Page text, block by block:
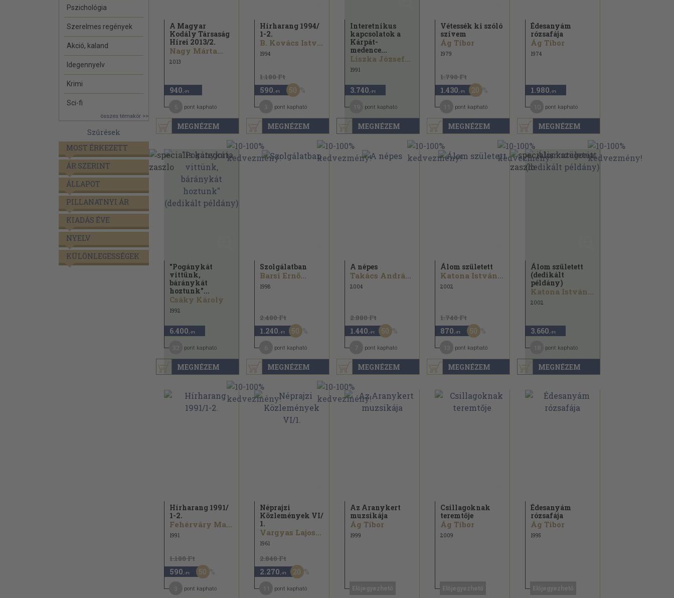
Pszichológia
Szerelmes regények
Akció, kaland
Idegennyelv
Krimi
Sci-fi
összes témakör >>
Szűrések
MOST ÉRKEZETT
ÁR SZERINT
ÁLLAPOT
PILLANATNYI ÁR
KIADÁS ÉVE
NYELV
KÜLÖNLEGESSÉGEK
MEGNÉZEM
A Magyar
Kodály Társaság
Hírei 2013/2.
Nagy Márta...
2013
940 ,-Ft
pont kapható
MEGNÉZEM
Hírharang 1994/
1-2.
B. Kovács István...
1994
1.180 Ft
590 ,-Ft 50
pont kapható
MEGNÉZEM
Interetnikus
kapcsolatok a
Kárpát-
medence...
Liszka József...
1991
3.740 ,-Ft
pont kapható
MEGNÉZEM
Vétessék ki szóló
szívem
Ág Tibor
1979
1.790 Ft
1.430 ,-Ft 20
pont kapható
MEGNÉZEM
Édesanyám
rózsafája
Ág Tibor
1974
1.980 ,-Ft
pont kapható
MEGNÉZEM
"Pogánykát
vittünk,
báránykát
hoztunk"...
Csáky Károly
1992
6.400 ,-Ft
pont kapható
MEGNÉZEM
Szolgálatban
Barsi Ernő...
1998
2.480 Ft
1.240 ,-Ft 50
pont kapható
MEGNÉZEM
A népes
Takács András...
2004
2.880 Ft
1.440 ,-Ft 50
pont kapható
MEGNÉZEM
Álom született
Katona István...
2002
1.740 Ft
870 ,-Ft 50
pont kapható
MEGNÉZEM
Álom született
(dedikált
példány)
Katona István...
2002
3.660 ,-Ft
pont kapható
Hírharang 1991/
1-2.
Fehérváry Magda...
1991
1.180 Ft
590 ,-Ft 50
pont kapható
Néprajzi
Közlemények VI/
1.
Vargyas Lajos...
1961
2.840 Ft
2.270 ,-Ft 20
pont kapható
Az Aranykert
muzsikája
Ág Tibor
1999
Csillagoknak
teremtője
Ág Tibor
2009
Édesanyám
rózsafája
Ág Tibor
1995